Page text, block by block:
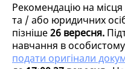
Рекомендацію на
та / або юридичних
пізніше26 вересня.
навчання в
подати оригінали